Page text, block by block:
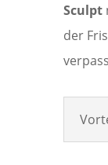
Sculpt
der